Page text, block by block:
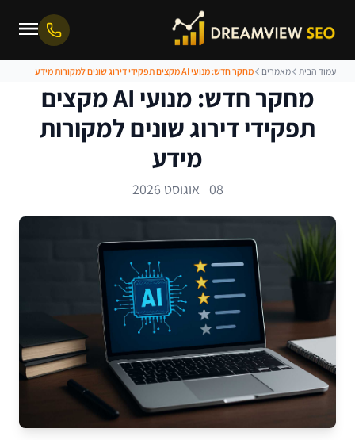
עמוד הבית מאמרים מחקר חדש: מנועי AI מקצים תפקידי דירוג שונים למקורות מידע
מחקר חדש: מנועי AI מקצים
תפקידי דירוג שונים למקורות
מידע
08 אוגוסט 2026